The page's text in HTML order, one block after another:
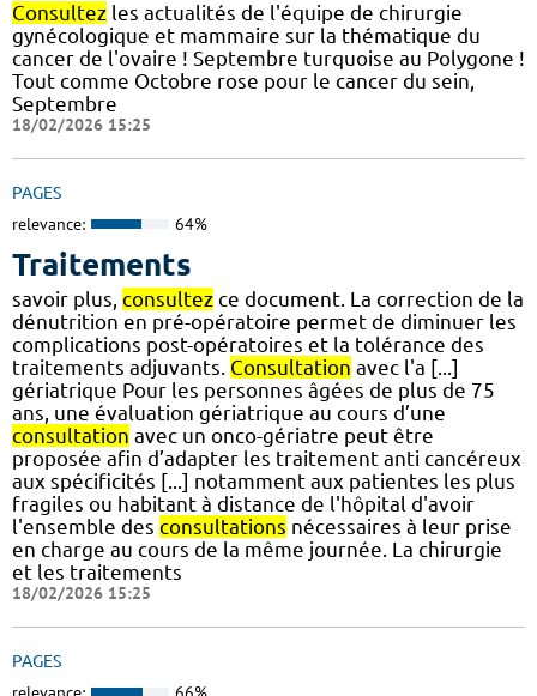
Consultez les actualités de l'équipe de chirurgie
gynécologique et mammaire sur la thématique du
cancer de l'ovaire ! Septembre turquoise au Polygone !
Tout comme Octobre rose pour le cancer du sein,
Septembre
18/02/2026 15:25
PAGES
relevance: 64%
Traitements
savoir plus, consultez ce document. La correction de la
dénutrition en pré-opératoire permet de diminuer les
complications post-opératoires et la tolérance des
traitements adjuvants. Consultation avec l'a [...]
gériatrique Pour les personnes âgées de plus de 75
ans, une évaluation gériatrique au cours d’une
consultation avec un onco-gériatre peut être
proposée afin d’adapter les traitement anti cancéreux
aux spécificités [...] notamment aux patientes les plus
fragiles ou habitant à distance de l'hôpital d'avoir
l'ensemble des consultations nécessaires à leur prise
en charge au cours de la même journée. La chirurgie
et les traitements
18/02/2026 15:25
PAGES